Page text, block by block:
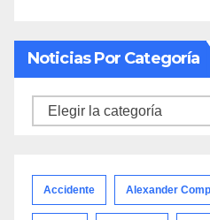
Noticias Por Categoría
Noticias
Accidente Alexander